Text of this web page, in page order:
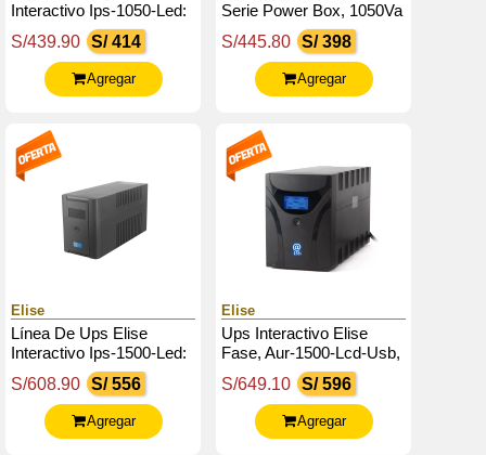
Interactivo Ips-1050-Led:
1050 Va / 600 W
S/439.90 S/ 414
Agregar
Serie Power Box, 1050Va
/ 600W, Puerto Inteligente
Usb-Hid.
S/445.80 S/ 398
Agregar
Elise
Línea De Ups Elise
Interactivo Ips-1500-Led:
1500 Va / 900 W
S/608.90 S/ 556
Agregar
Elise
Ups Interactivo Elise
Fase, Aur-1500-Lcd-Usb,
1500 Va / 900 W, Puerto
Inteligente Usb-Hid.
S/649.10 S/ 596
Agregar